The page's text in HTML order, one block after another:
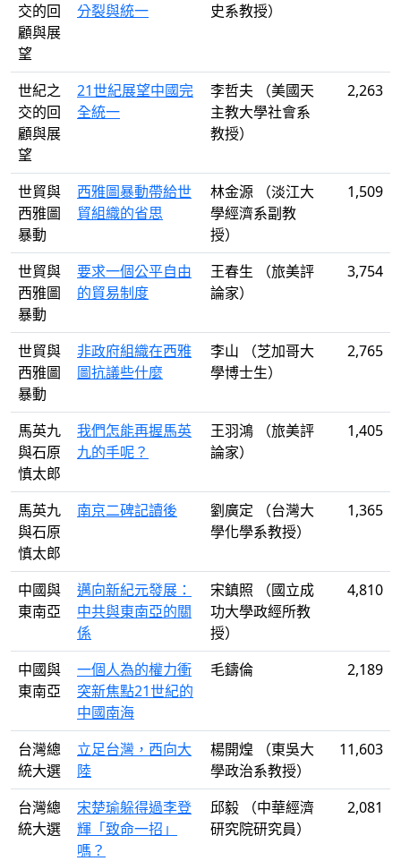
交的回
顧與展
望
分裂與統一
史系教授）
世紀之
交的回
顧與展
望
21世紀展望中國完
全統一
李哲夫 （美國天
主教大學社會系
教授）
2,263
世貿與
西雅圖
暴動
西雅圖暴動帶給世
貿組織的省思
林金源 （淡江大
學經濟系副教
授）
1,509
世貿與
西雅圖
暴動
要求一個公平自由
的貿易制度
王春生 （旅美評
論家）
3,754
世貿與
西雅圖
暴動
非政府組織在西雅
圖抗議些什麼
李山 （芝加哥大
學博士生）
2,765
馬英九
與石原
慎太郎
我們怎能再握馬英
九的手呢？
王羽鴻 （旅美評
論家）
1,405
馬英九
與石原
慎太郎
南京二碑記讀後
劉廣定 （台灣大
學化學系教授）
1,365
中國與
東南亞
邁向新紀元發展：
中共與東南亞的關
係
宋鎮照 （國立成
功大學政經所教
授）
4,810
中國與
東南亞
一個人為的權力衝
突新焦點21世紀的
中國南海
毛鑄倫 2,189
台灣總
統大選
立足台灣，西向大
陸
楊開煌 （東吳大
學政治系教授）
11,603
台灣總
統大選
宋楚瑜躲得過李登
輝「致命一招」
嗎？
邱毅 （中華經濟
研究院研究員）
2,081